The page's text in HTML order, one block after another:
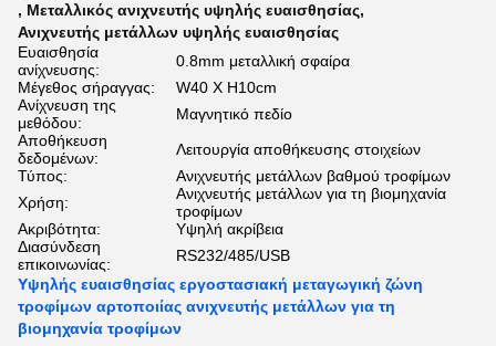
, Μεταλλικός ανιχνευτής υψηλής ευαισθησίας,
Ανιχνευτής μετάλλων υψηλής ευαισθησίας
Ευαισθησία
ανίχνευσης:
0.8mm μεταλλική σφαίρα
Μέγεθος σήραγγας:
W40 X H10cm
Ανίχνευση της
μεθόδου:
Μαγνητικό πεδίο
Αποθήκευση
δεδομένων:
Λειτουργία αποθήκευσης στοιχείων
Τύπος:
Ανιχνευτής μετάλλων βαθμού τροφίμων
Χρήση:
Ανιχνευτής μετάλλων για τη βιομηχανία
τροφίμων
Ακριβότητα:
Υψηλή ακρίβεια
Διασύνδεση
επικοινωνίας:
RS232/485/USB
Υψηλής ευαισθησίας εργοστασιακή μεταγωγική ζώνη
τροφίμων αρτοποιίας ανιχνευτής μετάλλων για τη
βιομηχανία τροφίμων